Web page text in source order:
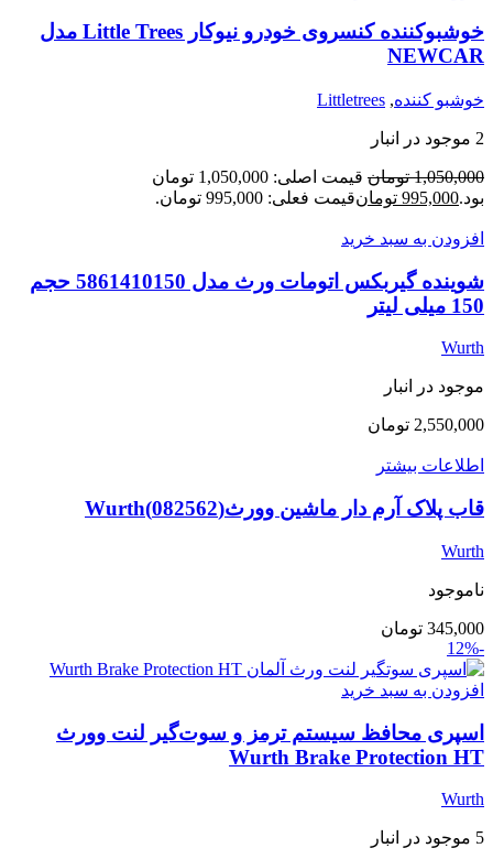
خوشبوکننده کنسروی خودرو نیوکار Little Trees مدل
NEWCAR
خوشبو کننده,
Littletrees
2 موجود در انبار
1,050,000 تومان
قیمت اصلی: 1,050,000 تومان
بود.995,000 تومانقیمت فعلی: 995,000 تومان.
افزودن به سبد خرید
شوینده گیربکس اتومات ورث مدل 5861410150 حجم
150 میلی لیتر
Wurth
موجود در انبار
2,550,000 تومان
اطلاعات بیشتر
قاب پلاک آرم دار ماشین وورث(082562)Wurth
Wurth
ناموجود
345,000 تومان
-12%
افزودن به سبد خرید
اسپری محافظ سیستم ترمز و سوت‌گیر لنت وورث
Wurth Brake Protection HT
Wurth
5 موجود در انبار